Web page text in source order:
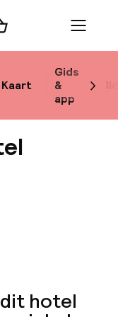
Kaart
Gids
&
app
Menu
hotel